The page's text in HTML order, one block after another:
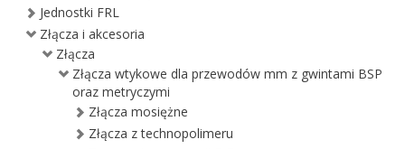
Jednostki FRL
Złącza i akcesoria
Złącza
Złącza wtykowe dla przewodów mm z gwintami BSP
oraz metryczymi
Złącza mosiężne
Złącza z technopolimeru